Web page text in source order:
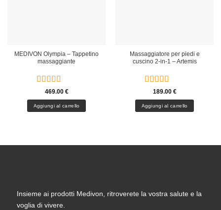
MEDIVON Olympia – Tappetino
massaggiante
Valutato5
su 5
469.00 €
Aggiungi al carrello
Massaggiatore per piedi e
cuscino 2-in-1 – Artemis
Valutato5
su 5
189.00 €
Aggiungi al carrello
Insieme ai prodotti Medivon, ritroverete la vostra salute e la
voglia di vivere.